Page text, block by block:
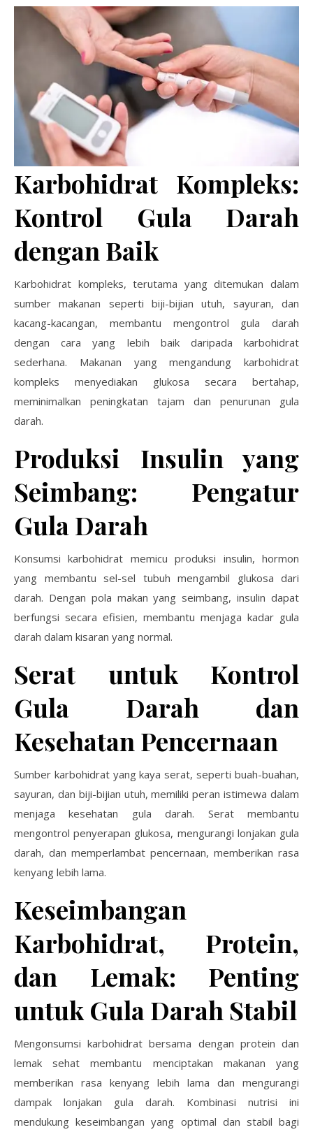
Karbohidrat Kompleks:
Kontrol Gula Darah
dengan Baik
Karbohidrat kompleks, terutama yang ditemukan dalam
sumber makanan seperti biji-bijian utuh, sayuran, dan
kacang-kacangan, membantu mengontrol gula darah
dengan cara yang lebih baik daripada karbohidrat
sederhana. Makanan yang mengandung karbohidrat
kompleks menyediakan glukosa secara bertahap,
meminimalkan peningkatan tajam dan penurunan gula
darah.
Produksi Insulin yang
Seimbang: Pengatur
Gula Darah
Konsumsi karbohidrat memicu produksi insulin, hormon
yang membantu sel-sel tubuh mengambil glukosa dari
darah. Dengan pola makan yang seimbang, insulin dapat
berfungsi secara efisien, membantu menjaga kadar gula
darah dalam kisaran yang normal.
Serat untuk Kontrol
Gula Darah dan
Kesehatan Pencernaan
Sumber karbohidrat yang kaya serat, seperti buah-buahan,
sayuran, dan biji-bijian utuh, memiliki peran istimewa dalam
menjaga kesehatan gula darah. Serat membantu
mengontrol penyerapan glukosa, mengurangi lonjakan gula
darah, dan memperlambat pencernaan, memberikan rasa
kenyang lebih lama.
Keseimbangan
Karbohidrat, Protein,
dan Lemak: Penting
untuk Gula Darah Stabil
Mengonsumsi karbohidrat bersama dengan protein dan
lemak sehat membantu menciptakan makanan yang
memberikan rasa kenyang lebih lama dan mengurangi
dampak lonjakan gula darah. Kombinasi nutrisi ini
mendukung keseimbangan yang optimal dan stabil bagi